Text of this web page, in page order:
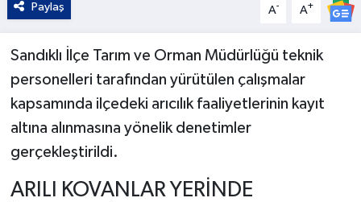
Paylaş A- A+
Sandıklı İlçe Tarım ve Orman Müdürlüğü teknik
personelleri tarafından yürütülen çalışmalar
kapsamında ilçedeki arıcılık faaliyetlerinin kayıt
altına alınmasına yönelik denetimler
gerçekleştirildi.
ARILI KOVANLAR YERİNDE